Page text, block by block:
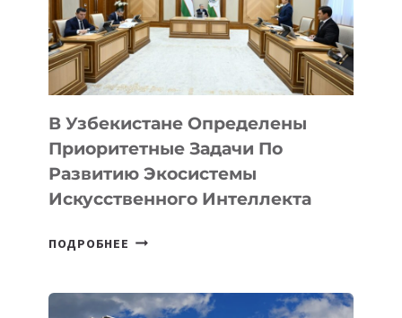
В Узбекистане Определены
Приоритетные Задачи По
Развитию Экосистемы
Искусственного Интеллекта
ПОДРОБНЕЕ В
ПРИОРИТЕТНЫЕ